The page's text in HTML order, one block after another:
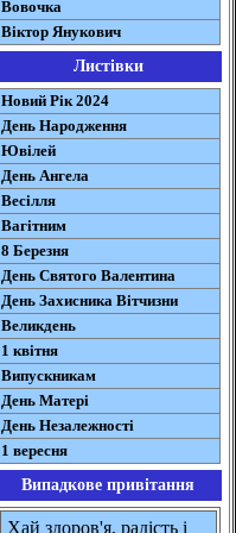
Вовочка
Віктор Янукович
Листівки
Новий Рік 2024
День Народження
Ювілей
День Ангела
Весілля
Вагітним
8 Березня
День Святого Валентина
День Захисника Вітчизни
Великдень
1 квітня
Випускникам
День Матері
День Незалежності
1 вересня
Випадкове привітання
Хай здоров'я, радість і